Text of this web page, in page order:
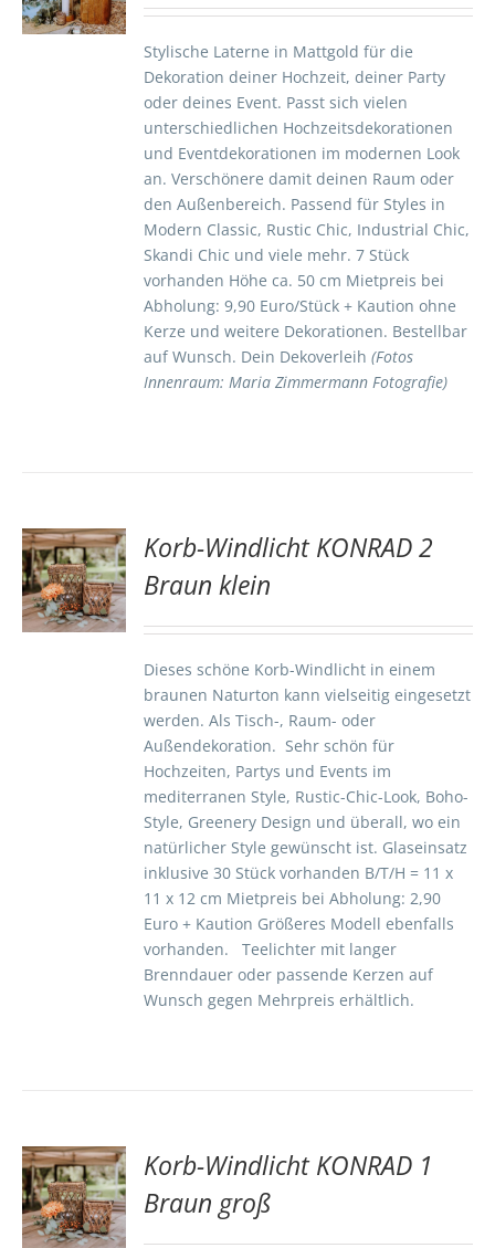
Stylische Laterne in Mattgold für die
Dekoration deiner Hochzeit, deiner Party
oder deines Event. Passt sich vielen
unterschiedlichen Hochzeitsdekorationen
und Eventdekorationen im modernen Look
an. Verschönere damit deinen Raum oder
den Außenbereich. Passend für Styles in
Modern Classic, Rustic Chic, Industrial Chic,
Skandi Chic und viele mehr. 7 Stück
vorhanden Höhe ca. 50 cm Mietpreis bei
Abholung: 9,90 Euro/Stück + Kaution ohne
Kerze und weitere Dekorationen. Bestellbar
auf Wunsch. Dein Dekoverleih(Fotos
Innenraum: Maria Zimmermann Fotografie)
Korb-Windlicht KONRAD 2
Braun klein
Dieses schöne Korb-Windlicht in einem
braunen Naturton kann vielseitig eingesetzt
werden. Als Tisch-, Raum- oder
Außendekoration. Sehr schön für
Hochzeiten, Partys und Events im
mediterranen Style, Rustic-Chic-Look, Boho-
Style, Greenery Design und überall, wo ein
natürlicher Style gewünscht ist. Glaseinsatz
inklusive 30 Stück vorhanden B/T/H = 11 x
11 x 12 cm Mietpreis bei Abholung: 2,90
Euro + Kaution Größeres Modell ebenfalls
vorhanden. Teelichter mit langer
Brenndauer oder passende Kerzen auf
Wunsch gegen Mehrpreis erhältlich.
Korb-Windlicht KONRAD 1
Braun groß